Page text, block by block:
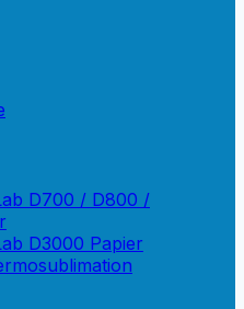
D700 / D800 /
D3000 Papier